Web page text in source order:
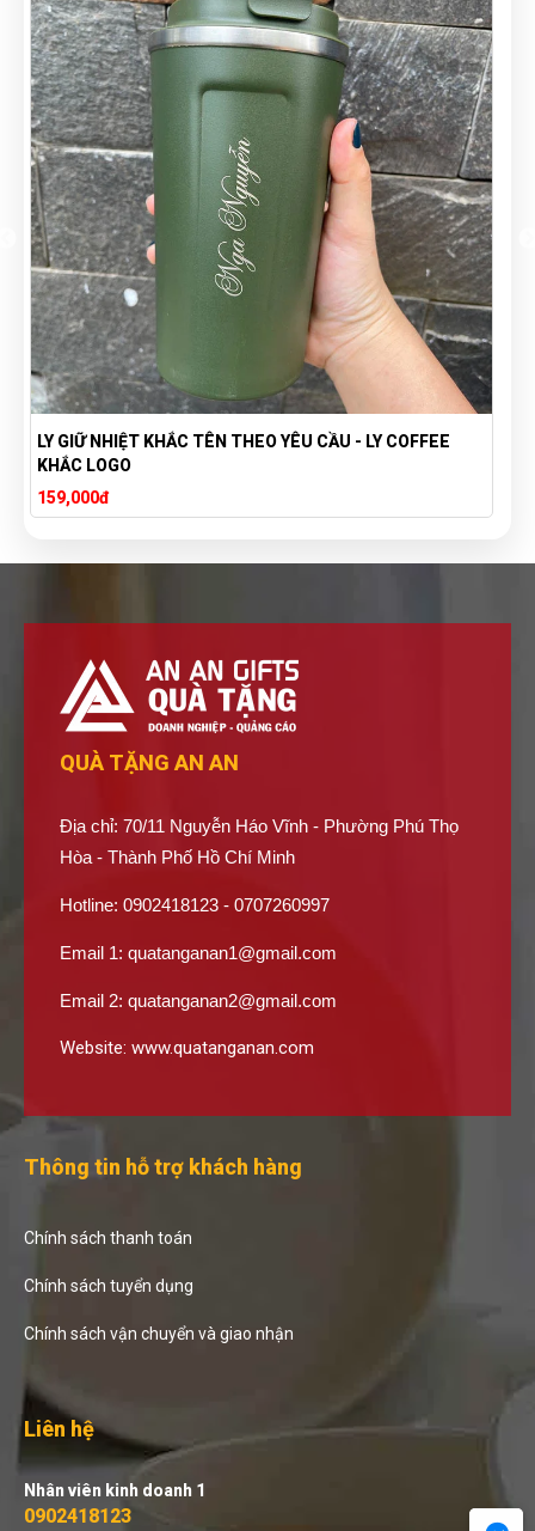
QUẠT MINI CẦM TAY TIỆN LỢI - QUẠT CẦM TAY IN LOGO
THEO YÊU CẦU
Liên hệ
QUÀ TẶNG AN AN
Địa chỉ: 70/11 Nguyễn Háo Vĩnh - Phường Phú Thọ
Hòa - Thành Phố Hồ Chí Minh
Hotline: 0902418123 - 0707260997
Email 1: quatanganan1@gmail.com
Email 2: quatanganan2@gmail.com
Website: www.quatanganan.com
Thông tin hỗ trợ khách hàng
Chính sách thanh toán
Chính sách tuyển dụng
Chính sách vận chuyển và giao nhận
Liên hệ
Nhân viên kinh doanh 1
0902418123